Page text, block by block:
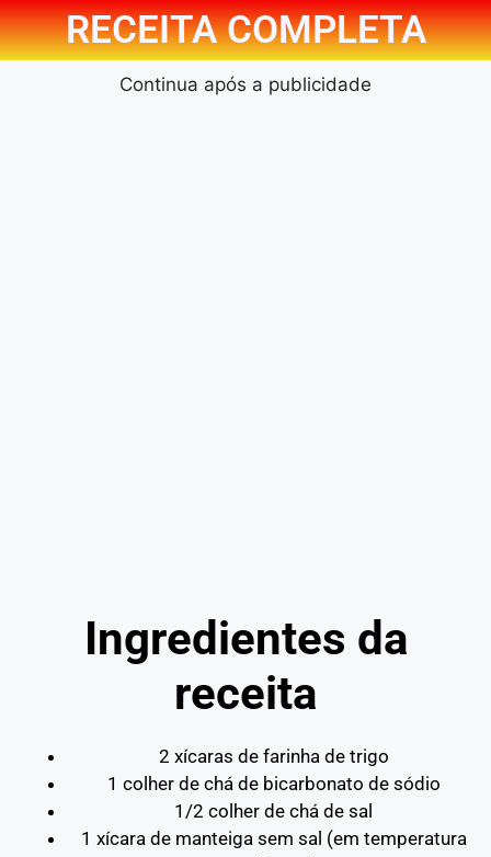
RECEITA COMPLETA
Continua após a publicidade
Ingredientes da
receita
2 xícaras de farinha de trigo
1 colher de chá de bicarbonato de sódio
1/2 colher de chá de sal
1 xícara de manteiga sem sal (em temperatura